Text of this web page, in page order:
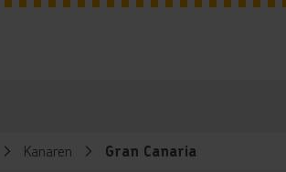
Kanaren Gran Canaria